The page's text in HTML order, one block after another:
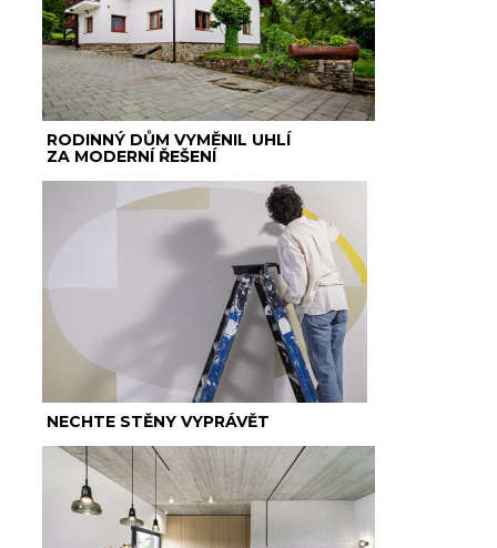
RODINNÝ DŮM VYMĚNIL UHLÍ
ZA MODERNÍ ŘEŠENÍ
NECHTE STĚNY VYPRÁVĚT